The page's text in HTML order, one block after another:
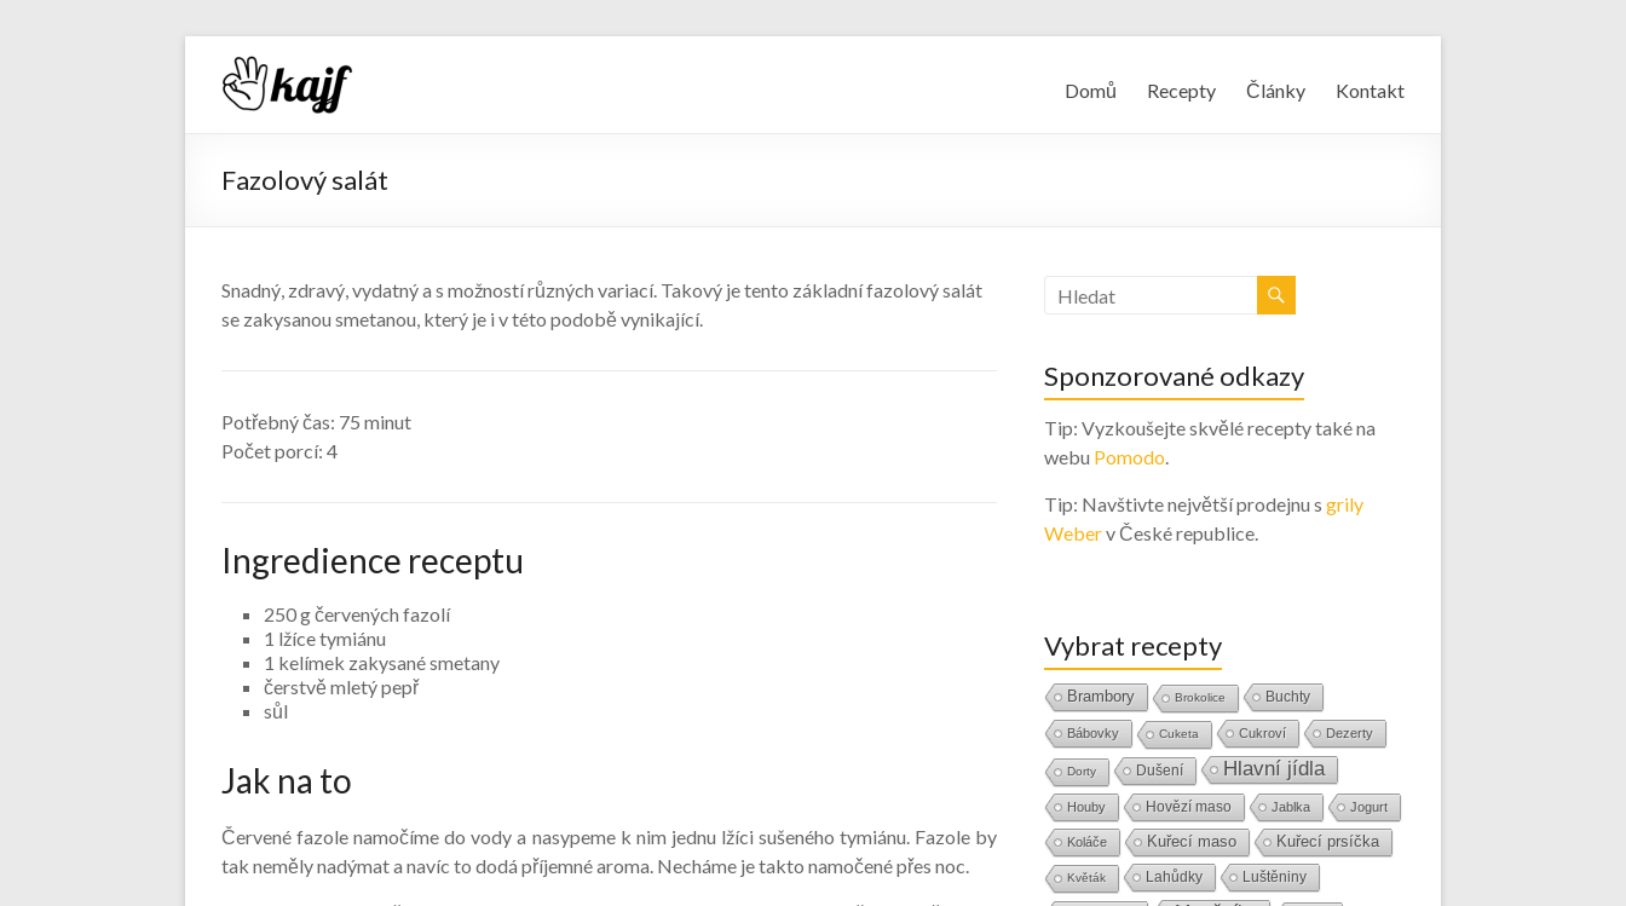
Domů Recepty Články Kontakt
Fazolový salát
Snadný, zdravý, vydatný a s možností různých variací. Takový je tento základní fazolový salát
se zakysanou smetanou, který je i v této podobě vynikající.
Potřebný čas: 75 minut
Počet porcí: 4
Ingredience receptu
250 g červených fazolí
1 lžíce tymiánu
1 kelímek zakysané smetany
čerstvě mletý pepř
sůl
Jak na to
Červené fazole namočíme do vody a nasypeme k nim jednu lžíci sušeného tymiánu. Fazole by
tak neměly nadýmat a navíc to dodá příjemné aroma. Necháme je takto namočené přes noc.
Sponzorované odkazy
Tip: Vyzkoušejte skvělé recepty také na
webu Pomodo.
Tip: Navštivte největší prodejnu s grily
Weberv České republice.
Vybrat recepty
Brambory Brokolice Buchty
Bábovky Cuketa Cukroví Dezerty
Dorty Dušení Hlavní jídla
Houby Hovězí maso Jablka Jogurt
Koláče Kuřecí maso Kuřecí prsíčka
Květák Lahůdky Luštěniny